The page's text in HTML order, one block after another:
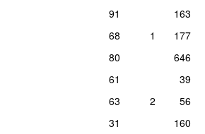
11
One Way or Another (Teenage
10
91
163
68 1
177
80
646
61
39
63 2
56
31
160